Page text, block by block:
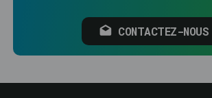
CONTACTEZ-NOUS